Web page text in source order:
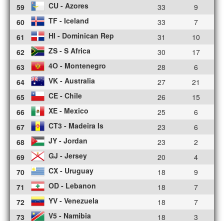
59
CU - Azores 33
9
60
TF - Iceland 33
7
61
HI - Dominican Rep 31
10
62
ZS - S Africa 30
17
63
4O - Montenegro 28
6
64
VK - Australia 27
21
65
CE - Chile 26
15
66
XE - Mexico 25
6
67
CT3 - Madeira Is 23
6
68
JY - Jordan 23
2
69
GJ - Jersey 20
4
70
CX - Uruguay 18
9
71
OD - Lebanon 18
7
72
YV - Venezuela 18
7
73
V5 - Namibia 18
3